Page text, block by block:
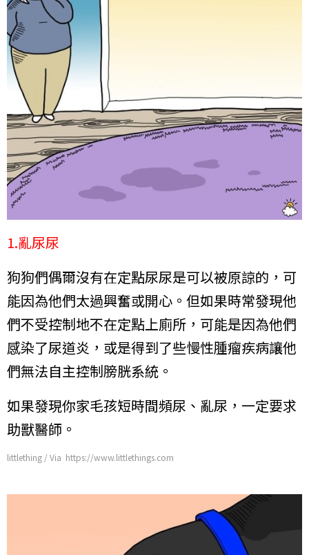
1.亂尿尿
狗狗們偶爾沒有在定點尿尿是可以被原諒的，可
能因為他們太過興奮或開心。但如果時常發現他
們不受控制地不在定點上廁所，可能是因為他們
感染了尿道炎，或是得到了些慢性腫瘤疾病讓他
們無法自主控制膀胱系統。
如果發現你家毛孩短時間頻尿、亂尿，一定要求
助獸醫師。
littlething / Via https://www.littlethings.com